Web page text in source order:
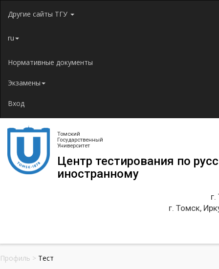
Другие сайты ТГУ
ru
Нормативные документы
Экзамены
Вход
Томский
Государственный
Университет
Центр тестирования по
иностранному
г. Томск,
Профиль > Тест